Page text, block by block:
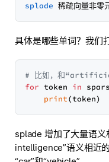
splade 稀疏向量非零
具体是哪些单词？我们
# 比如，和
for token in
print
splade 增加了大量语
intelligence”语义相近